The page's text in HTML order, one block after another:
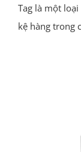
Tag là một
kệ hàng trong